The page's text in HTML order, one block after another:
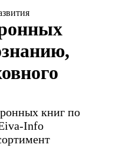
книг по
Info